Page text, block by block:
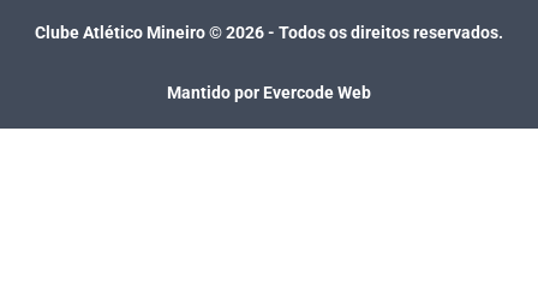
Clube Atlético Mineiro ©2026- Todos os direitos reservados.
Mantido por Evercode Web